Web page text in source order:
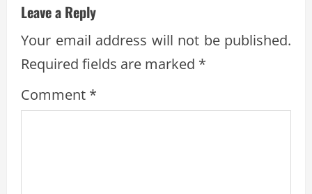
n
u
e
R
Leave a Reply
Your email address will not be published.
Required fields are marked *
Comment *